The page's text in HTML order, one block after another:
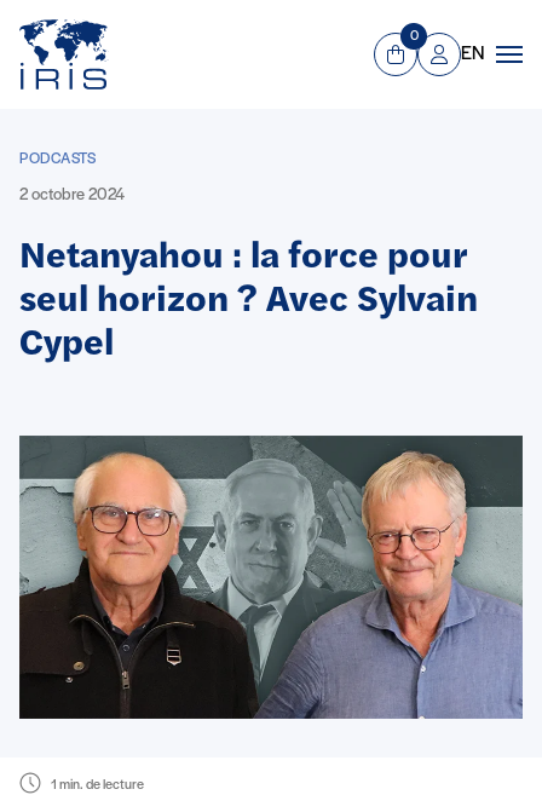
Aller au contenu principal
Panier
0
Mon compte
EN
PODCASTS
2 octobre 2024
Netanyahou : la force pour
seul horizon ? Avec Sylvain
Cypel
1 min. de lecture